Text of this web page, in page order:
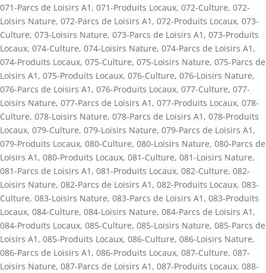
071-Parcs de Loisirs A1 , 071-Produits Locaux, 072-Culture, 072-
Loisirs Nature, 072-Parcs de Loisirs A1 , 072-Produits Locaux, 073-
Culture, 073-Loisirs Nature, 073-Parcs de Loisirs A1 , 073-Produits
Locaux, 074-Culture, 074-Loisirs Nature, 074-Parcs de Loisirs A1 ,
074-Produits Locaux, 075-Culture, 075-Loisirs Nature, 075-Parcs de
Loisirs A1 , 075-Produits Locaux, 076-Culture, 076-Loisirs Nature,
076-Parcs de Loisirs A1 , 076-Produits Locaux, 077-Culture, 077-
Loisirs Nature, 077-Parcs de Loisirs A1 , 077-Produits Locaux, 078-
Culture, 078-Loisirs Nature, 078-Parcs de Loisirs A1 , 078-Produits
Locaux, 079-Culture, 079-Loisirs Nature, 079-Parcs de Loisirs A1 ,
079-Produits Locaux, 080-Culture, 080-Loisirs Nature, 080-Parcs de
Loisirs A1 , 080-Produits Locaux, 081-Culture, 081-Loisirs Nature,
081-Parcs de Loisirs A1 , 081-Produits Locaux, 082-Culture, 082-
Loisirs Nature, 082-Parcs de Loisirs A1 , 082-Produits Locaux, 083-
Culture, 083-Loisirs Nature, 083-Parcs de Loisirs A1 , 083-Produits
Locaux, 084-Culture, 084-Loisirs Nature, 084-Parcs de Loisirs A1 ,
084-Produits Locaux, 085-Culture, 085-Loisirs Nature, 085-Parcs de
Loisirs A1 , 085-Produits Locaux, 086-Culture, 086-Loisirs Nature,
086-Parcs de Loisirs A1 , 086-Produits Locaux, 087-Culture, 087-
Loisirs Nature, 087-Parcs de Loisirs A1 , 087-Produits Locaux, 088-